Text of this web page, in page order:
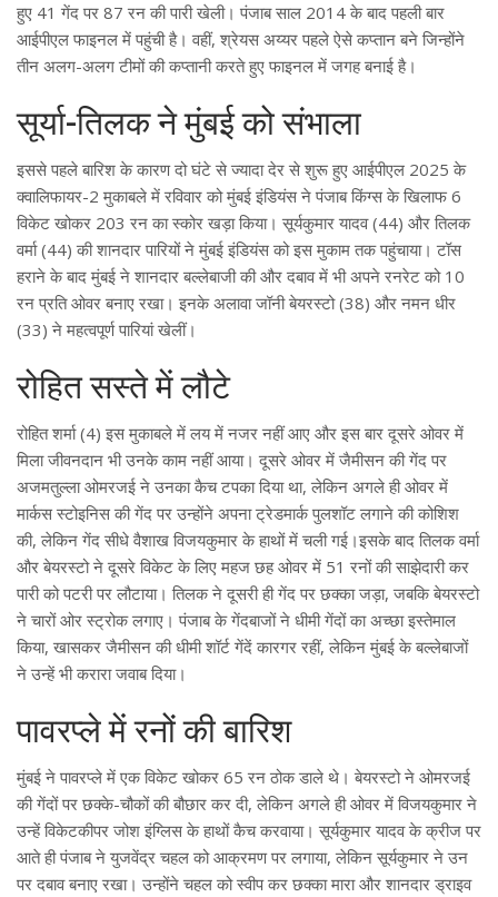
हुए 41 गेंद पर 87 रन की पारी खेली। पंजाब साल 2014 के बाद पहली बार
आईपीएल फाइनल में पहुंची है। वहीं, श्रेयस अय्यर पहले ऐसे कप्तान बने जिन्होंने
तीन अलग-अलग टीमों की कप्तानी करते हुए फाइनल में जगह बनाई है।
सूर्या-तिलक ने मुंबई को संभाला
इससे पहले बारिश के कारण दो घंटे से ज्यादा देर से शुरू हुए आईपीएल 2025 के
क्वालिफायर-2 मुकाबले में रविवार को मुंबई इंडियंस ने पंजाब किंग्स के खिलाफ 6
विकेट खोकर 203 रन का स्कोर खड़ा किया। सूर्यकुमार यादव (44) और तिलक
वर्मा (44) की शानदार पारियों ने मुंबई इंडियंस को इस मुकाम तक पहुंचाया। टॉस
हराने के बाद मुंबई ने शानदार बल्लेबाजी की और दबाव में भी अपने रनरेट को 10
रन प्रति ओवर बनाए रखा। इनके अलावा जॉनी बेयरस्टो (38) और नमन धीर
(33) ने महत्वपूर्ण पारियां खेलीं।
रोहित सस्ते में लौटे
रोहित शर्मा (4) इस मुकाबले में लय में नजर नहीं आए और इस बार दूसरे ओवर में
मिला जीवनदान भी उनके काम नहीं आया। दूसरे ओवर में जैमीसन की गेंद पर
अजमतुल्ला ओमरजई ने उनका कैच टपका दिया था, लेकिन अगले ही ओवर में
मार्कस स्टोइनिस की गेंद पर उन्होंने अपना ट्रेडमार्क पुलशॉट लगाने की कोशिश
की, लेकिन गेंद सीधे वैशाख विजयकुमार के हाथों में चली गई।इसके बाद तिलक वर्मा
और बेयरस्टो ने दूसरे विकेट के लिए महज छह ओवर में 51 रनों की साझेदारी कर
पारी को पटरी पर लौटाया। तिलक ने दूसरी ही गेंद पर छक्का जड़ा, जबकि बेयरस्टो
ने चारों ओर स्ट्रोक लगाए। पंजाब के गेंदबाजों ने धीमी गेंदों का अच्छा इस्तेमाल
किया, खासकर जैमीसन की धीमी शॉर्ट गेंदें कारगर रहीं, लेकिन मुंबई के बल्लेबाजों
ने उन्हें भी करारा जवाब दिया।
पावरप्ले में रनों की बारिश
मुंबई ने पावरप्ले में एक विकेट खोकर 65 रन ठोक डाले थे। बेयरस्टो ने ओमरजई
की गेंदों पर छक्के-चौकों की बौछार कर दी, लेकिन अगले ही ओवर में विजयकुमार ने
उन्हें विकेटकीपर जोश इंग्लिस के हाथों कैच करवाया। सूर्यकुमार यादव के क्रीज पर
आते ही पंजाब ने युजवेंद्र चहल को आक्रमण पर लगाया, लेकिन सूर्यकुमार ने उन
पर दबाव बनाए रखा। उन्होंने चहल को स्वीप कर छक्का मारा और शानदार ड्राइव